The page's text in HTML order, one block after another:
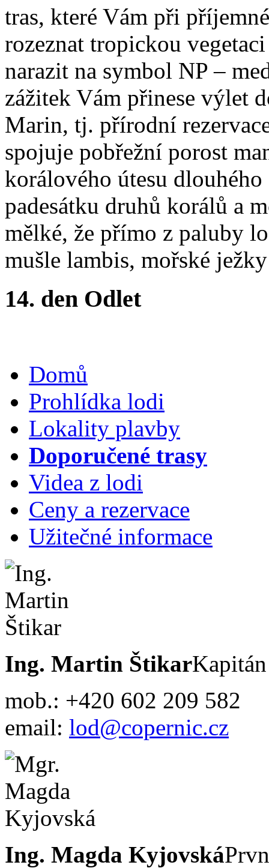
tras, které Vám při
rozeznat tropickou
narazit na symbol NP –
zážitek Vám přinese výlet
Marin, tj. přírodní
spojuje pobřežní porost
korálového útesu
padesátku druhů korálů a
mělké, že přímo z paluby
mušle lambis, mořské
14. den Odlet
Domů
Prohlídka lodi
Lokality plavby
Doporučené trasy
Videa z lodi
Ceny a rezervace
Užitečné informace
Ing. Martin ŠtikarKapitán
mob.: +420 602 209 582
email: lod@copernic.cz
Ing. Magda Kyjovská